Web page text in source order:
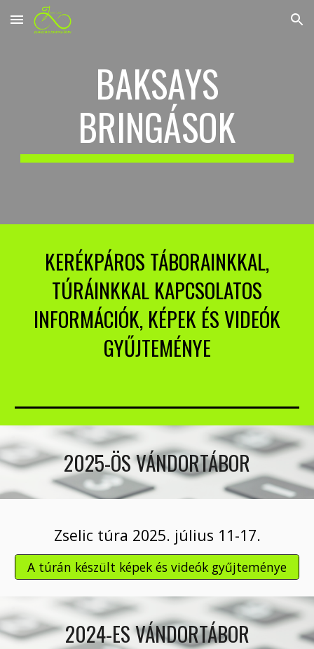
Skip to main content Skip to navigation
BAKSAYS
BRINGÁSOK
KERÉKPÁROS TÁBORAINKKAL,
TÚRÁINKKAL KAPCSOLATOS
INFORMÁCIÓK, KÉPEK ÉS VIDEÓK
GYŰJTEMÉNYE
2025-ÖSVÁNDORTÁBOR
Zselic túra 2025. július 11-17.
A túrán készült képek és videók gyűjteménye
2024-ES VÁNDORTÁBOR